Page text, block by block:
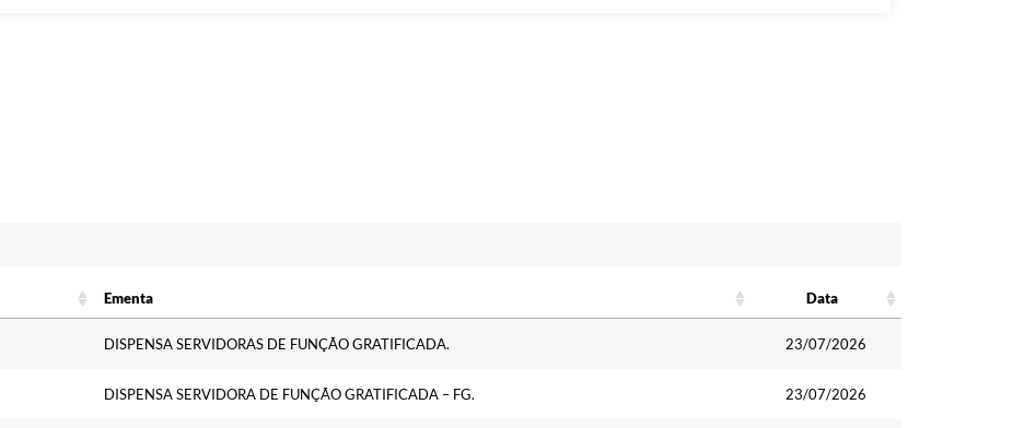
Ementa
Data
DISPENSA SERVIDORAS DE FUNÇÃO GRATIFICADA. 23/07/2026
DISPENSA SERVIDORA DE FUNÇÃO GRATIFICADA – FG. 23/07/2026